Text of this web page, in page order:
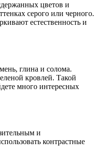
цветов и
серого или черного.
естественность и
глина и солома.
кровлей. Такой
много интересных
и
контрастные